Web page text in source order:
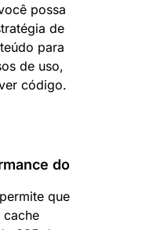
possa
de
para
de uso,
código.
do
que
cache